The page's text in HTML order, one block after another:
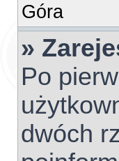
Góra
»
Po
dwóch